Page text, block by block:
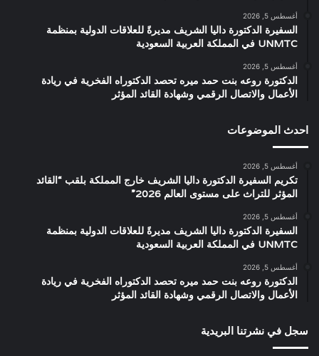
أغسطس 5, 2026
السفيرة الدكتورة داليا الشريف مديرةً للعلاقات الدولية بمنظمة
UNMTC في المملكة العربية السعودية
أغسطس 5, 2026
الدكتورة روعه بنت حمد ميره تحصد الدكتوراه الفخرية في ريادة
الأعمال والاتصال الرقمي وشهادة القائد المؤثر
احدث الموضوعات
أغسطس 5, 2026
تكريم السفيرة الدكتورة داليا الشريف خارج المملكة بلقب “القائد
المؤثر للتراث على مستوى العالم 2026”
أغسطس 5, 2026
السفيرة الدكتورة داليا الشريف مديرةً للعلاقات الدولية بمنظمة
UNMTC في المملكة العربية السعودية
أغسطس 5, 2026
الدكتورة روعه بنت حمد ميره تحصد الدكتوراه الفخرية في ريادة
الأعمال والاتصال الرقمي وشهادة القائد المؤثر
سجل في نشرتنا البريدية